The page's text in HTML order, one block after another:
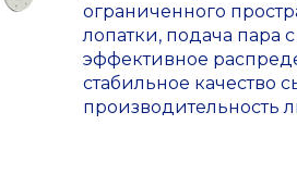
ограниченного
лопатки, подача пара
эффективное
стабильное качество
производительность